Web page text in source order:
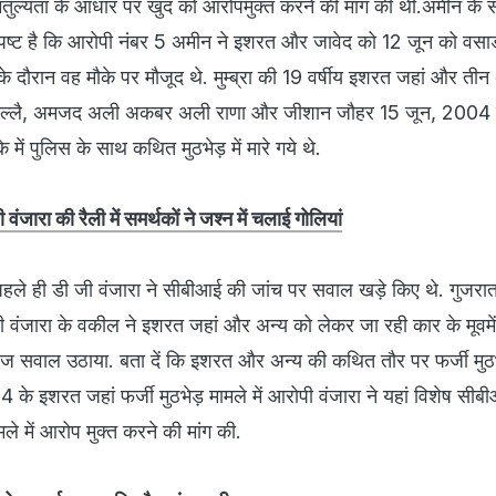
के आधार पर खुद को आरोपमुक्त करने की मांग की थी.अमीन के
है कि आरोपी नंबर 5 अमीन ने इशरत और जावेद को 12 जून को
वह मौके पर मौजूद थे. मुम्ब्रा की 19 वर्षीय इशरत जहां और
अमजद अली अकबर अली राणा और जीशान जौहर 15 जून, 2004
में पुलिस के साथ कथित मुठभेड़ में मारे गये थे.
वंजारा की रैली में समर्थकों ने जश्न में चलाई गोलियां
ही डी जी वंजारा ने सीबीआई की जांच पर सवाल खड़े किए थे.
वंजारा के वकील ने इशरत जहां और अन्य को लेकर जा रही कार के
सवाल उठाया. बता दें कि इशरत और अन्य की कथित तौर पर फर्जी
के इशरत जहां फर्जी मुठभेड़ मामले में आरोपी वंजारा ने यहां विशेष
में आरोप मुक्त करने की मांग की.